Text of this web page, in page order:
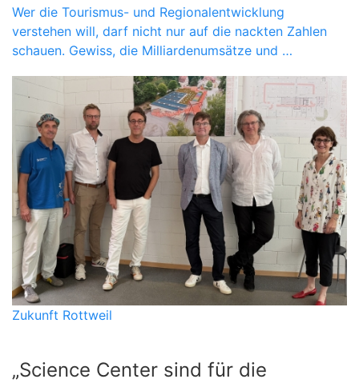
Wer die Tourismus- und Regionalentwicklung
verstehen will, darf nicht nur auf die nackten Zahlen
schauen. Gewiss, die Milliardenumsätze und …
Zukunft Rottweil
„Science Center sind für die